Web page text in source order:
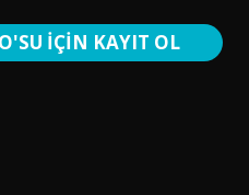
İÇİN KAYIT OL